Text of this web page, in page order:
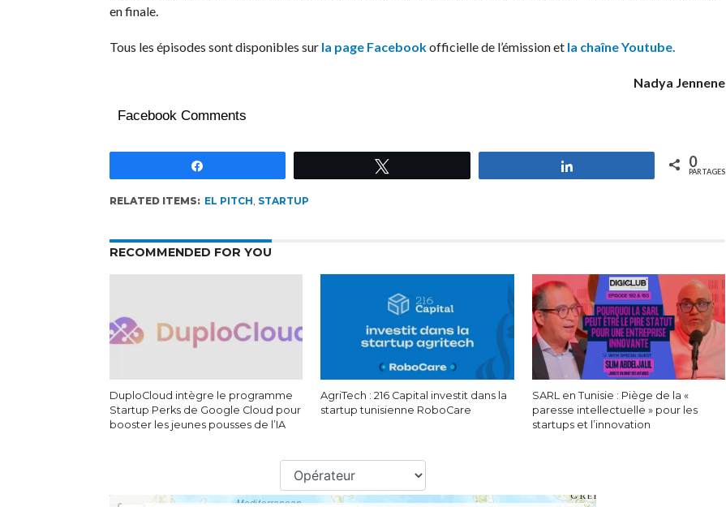
en finale.
Tous les épisodes sont disponibles sur la page Facebookofficielle de l’émission et la chaîne Youtube.
Nadya Jennene
Facebook Comments
0
PARTAGES
RELATED ITEMS: EL PITCH, STARTUP
RECOMMENDED FOR YOU
DuploCloud intègre le programme
Startup Perks de Google Cloud pour
booster les jeunes pousses de l’IA
AgriTech : 216 Capital investit dans la
startup tunisienne RoboCare
SARL en Tunisie : Piège de la «
paresse intellectuelle » pour les
startups et l’innovation